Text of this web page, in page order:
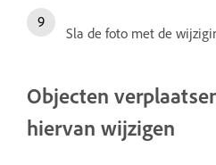
Sla de foto met de
Objecten
hiervan wijzigen